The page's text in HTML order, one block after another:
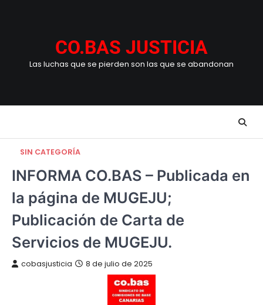
CO.BAS JUSTICIA
Las luchas que se pierden son las que se abandonan
SIN CATEGORÍA
INFORMA CO.BAS – Publicada en
la página de MUGEJU;
Publicación de Carta de
Servicios de MUGEJU.
cobasjusticia 8 de julio de 2025